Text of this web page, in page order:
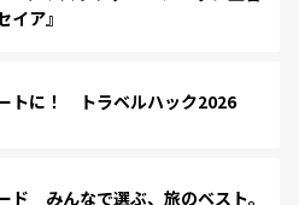
イア』
トに！ トラベルハック2026
ド みんなで選ぶ、旅のベスト。